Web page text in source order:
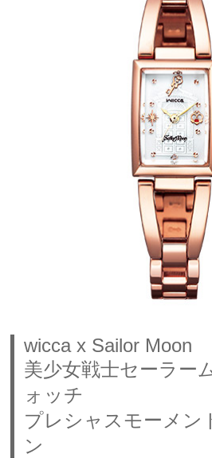
wicca x Sailor Moon
美少女戦士セーラー
ォッチ
プレシャスモーメン
ン